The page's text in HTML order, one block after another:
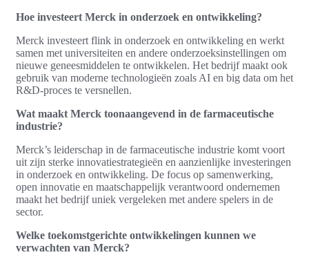
Hoe investeert Merck in onderzoek en ontwikkeling?
Merck investeert flink in onderzoek en ontwikkeling en werkt
samen met universiteiten en andere onderzoeksinstellingen om
nieuwe geneesmiddelen te ontwikkelen. Het bedrijf maakt ook
gebruik van moderne technologieën zoals AI en big data om het
R&D-proces te versnellen.
Wat maakt Merck toonaangevend in de farmaceutische
industrie?
Merck’s leiderschap in de farmaceutische industrie komt voort
uit zijn sterke innovatiestrategieën en aanzienlijke investeringen
in onderzoek en ontwikkeling. De focus op samenwerking,
open innovatie en maatschappelijk verantwoord ondernemen
maakt het bedrijf uniek vergeleken met andere spelers in de
sector.
Welke toekomstgerichte ontwikkelingen kunnen we
verwachten van Merck?